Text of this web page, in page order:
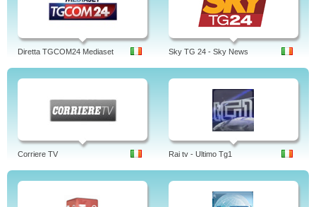
Diretta TGCOM24 Mediaset Sky TG 24 - Sky News
Corriere TV Rai tv - Ultimo Tg1